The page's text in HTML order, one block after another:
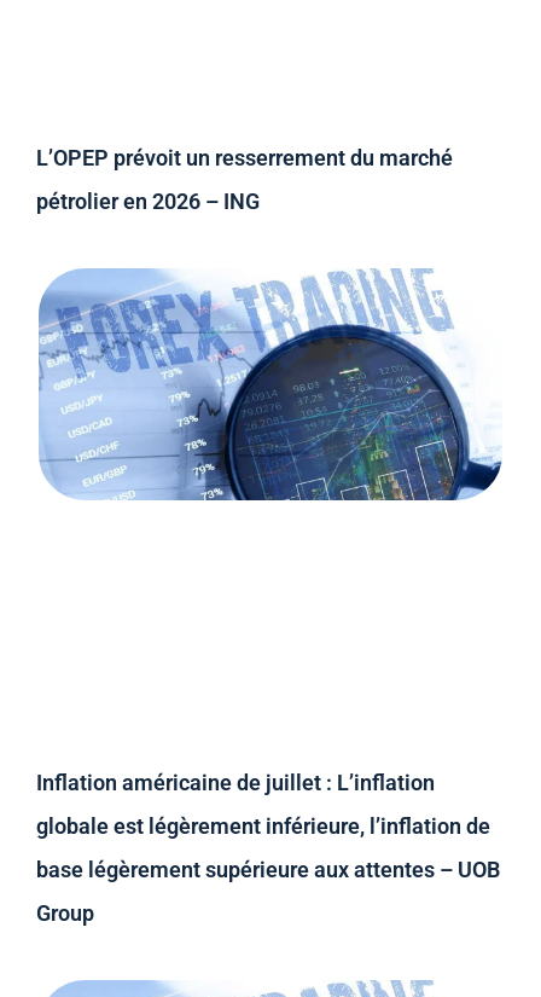
L’OPEP prévoit un resserrement du marché
pétrolier en 2026 – ING
Inflation américaine de juillet : L’inflation
globale est légèrement inférieure, l’inflation de
base légèrement supérieure aux attentes – UOB
Group